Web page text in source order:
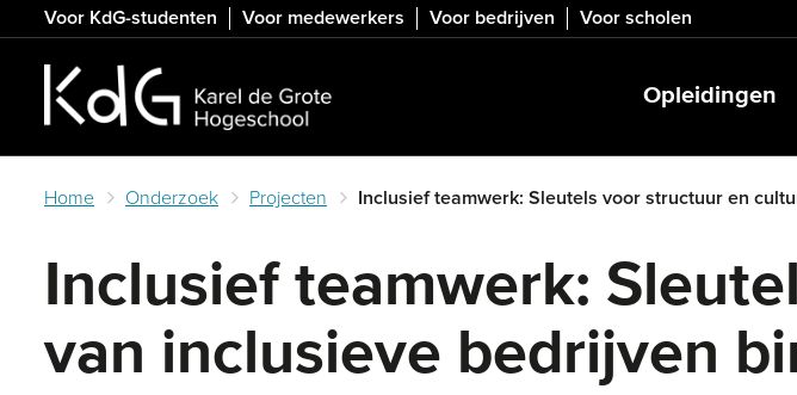
to
main
content
Voor KdG-studenten Voor medewerkers Voor bedrijven Voor scholen
Opleidingen
Home Onderzoek Projecten Inclusief teamwerk: Sleutels voor structuur en
Inclusief teamwerk:
van inclusieve bedrijven